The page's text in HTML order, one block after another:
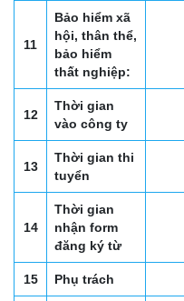
11
Bảo hiểm xã
hội, thân thể,
bảo hiểm
thất nghiệp:
12
Thời gian
vào công ty
13
Thời gian thi
tuyển
14
Thời gian
nhận form
đăng ký từ
15 Phụ trách